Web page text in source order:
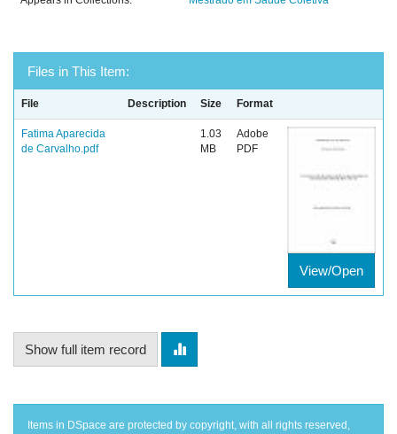
Files in This Item:
File Description Size Format
Fatima Aparecida
de Carvalho.pdf
1.03
MB
Adobe
PDF
View/Open
Show full item record
Items in DSpace are protected by copyright, with all rights reserved,